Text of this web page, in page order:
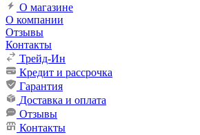
О магазине
О компании
Отзывы
Контакты
Трейд-Ин
Кредит и рассрочка
Гарантия
Доставка и оплата
Отзывы
Контакты